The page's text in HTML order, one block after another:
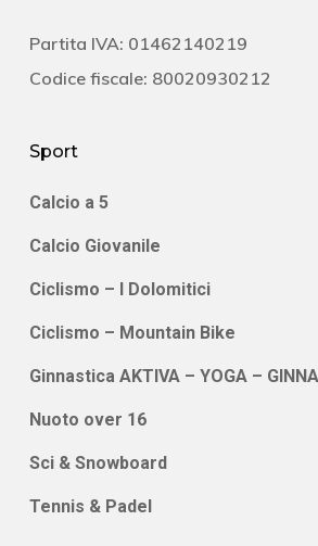
Partita IVA: 01462140219
Codice fiscale: 80020930212
Sport
Calcio a 5
Calcio Giovanile
Ciclismo – I Dolomitici
Ciclismo – Mountain Bike
Ginnastica AKTIVA – YOGA –
Nuoto over 16
Sci & Snowboard
Tennis & Padel